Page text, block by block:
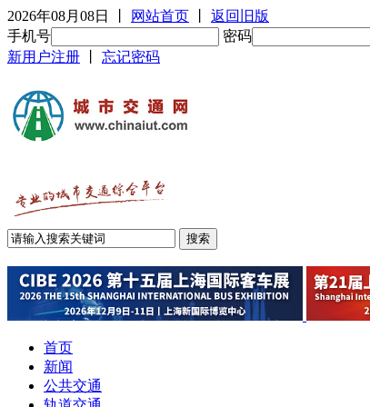
2026年08月08日 网站首页
返回旧版
手机号
密码
新用户注册
忘记密码
首页
新闻
公共交通